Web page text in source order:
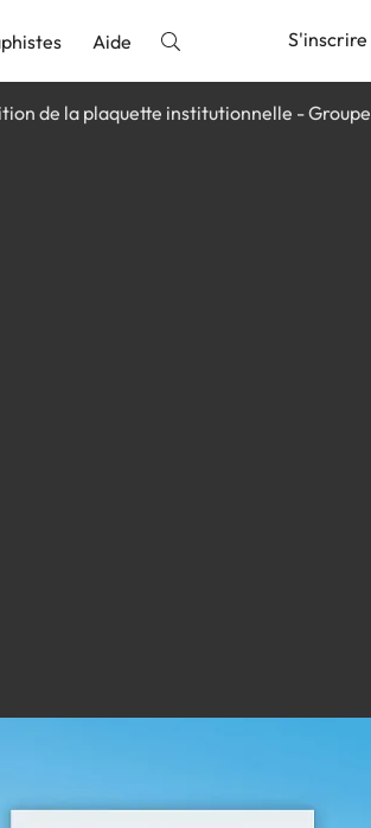
Aide S'inscrire
de la plaquette institutionnelle - Groupe